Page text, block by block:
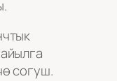
согуш.